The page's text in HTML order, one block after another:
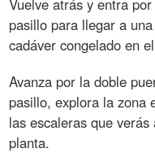
pasillo para llegar a
cadáver congelado en
Avanza por la doble
pasillo, explora la zona
las escaleras que
planta.